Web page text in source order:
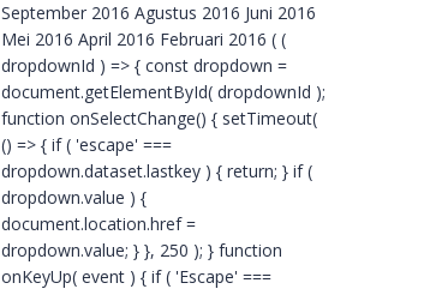
September 2016 Agustus 2016 Juni 2016
Mei 2016 April 2016 Februari 2016 ( (
dropdownId ) => { const dropdown =
document.getElementById( dropdownId );
function onSelectChange() { setTimeout(
() => { if ( 'escape' ===
dropdown.dataset.lastkey ) { return; } if (
dropdown.value ) {
document.location.href =
dropdown.value; } }, 250 ); } function
onKeyUp( event ) { if ( 'Escape' ===